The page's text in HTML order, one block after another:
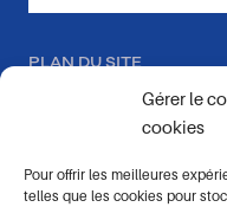
Gérer le
cookies
Pour offrir les meilleures
telles que les cookies pour
PLAN DU SITE
Inspection thermique
Inspection d’ouvrage